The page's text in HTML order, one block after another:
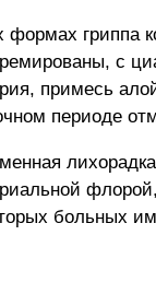
гриппа
с
примесь
периоде
больных